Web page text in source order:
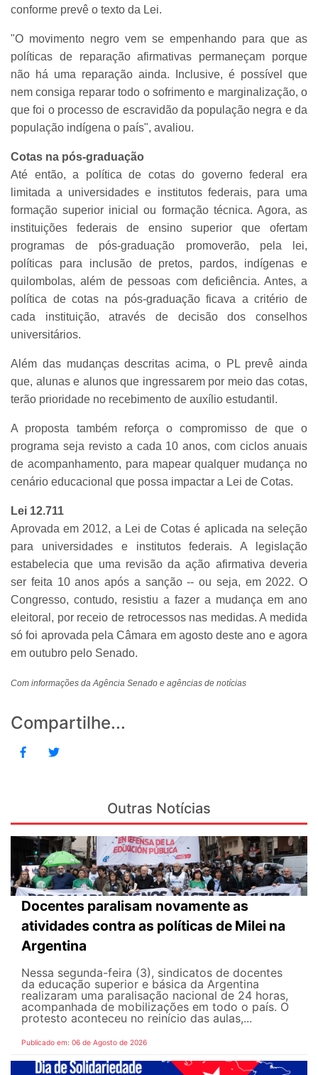
conforme prevê o texto da Lei.
"O movimento negro vem se empenhando para que as
políticas de reparação afirmativas permaneçam porque
não há uma reparação ainda. Inclusive, é possível que
nem consiga reparar todo o sofrimento e marginalização, o
que foi o processo de escravidão da população negra e da
população indígena o país", avaliou.
Cotas na pós-graduação
Até então, a política de cotas do governo federal era
limitada a universidades e institutos federais, para uma
formação superior inicial ou formação técnica. Agora, as
instituições federais de ensino superior que ofertam
programas de pós-graduação promoverão, pela lei,
políticas para inclusão de pretos, pardos, indígenas e
quilombolas, além de pessoas com deficiência. Antes, a
política de cotas na pós-graduação ficava a critério de
cada instituição, através de decisão dos conselhos
universitários.
Além das mudanças descritas acima, o PL prevê ainda
que, alunas e alunos que ingressarem por meio das cotas,
terão prioridade no recebimento de auxílio estudantil.
A proposta também reforça o compromisso de que o
programa seja revisto a cada 10 anos, com ciclos anuais
de acompanhamento, para mapear qualquer mudança no
cenário educacional que possa impactar a Lei de Cotas.
Lei 12.711
Aprovada em 2012, a Lei de Cotas é aplicada na seleção
para universidades e institutos federais. A legislação
estabelecia que uma revisão da ação afirmativa deveria
ser feita 10 anos após a sanção -- ou seja, em 2022. O
Congresso, contudo, resistiu a fazer a mudança em ano
eleitoral, por receio de retrocessos nas medidas. A medida
só foi aprovada pela Câmara em agosto deste ano e agora
em outubro pelo Senado.
Com informações da Agência Senado e agências de notícias
Compartilhe...
Outras Notícias
Docentes paralisam novamente as
atividades contra as políticas de Milei na
Argentina
Nessa segunda-feira (3), sindicatos de docentes
da educação superior e básica da Argentina
realizaram uma paralisação nacional de 24 horas,
acompanhada de mobilizações em todo o país. O
protesto aconteceu no reinício das aulas,...
Publicado em: 06 de Agosto de 2026